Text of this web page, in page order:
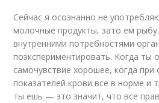
Сейчас я осознанно не
молочные продукты, зато ем
внутренними потребностями
поэкспериментировать. Когда ты
самочувствие хорошее, когда при
показателей крови все в норме и
ты ешь — это значит, что все